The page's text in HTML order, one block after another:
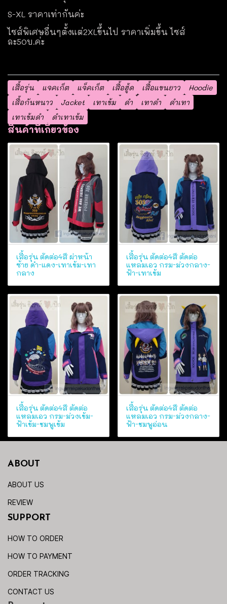
S-XL ราคาเท่ากันค่ะ
ไซส์พิเศษอื่นๆตั้งแต่2XLขึ้นไป ราคาเพิ่มขึ้น ไซส์
ละ50บ.ค่ะ
เสื้อรุ่น แจคเก็ต แจ็คเก็ต เสื้อฮู้ด เสื้อแขนยาว
Hoodie
เสื้อกันหนาว
Jacket เทาเข้ม ดำ เทาดำ
ดำเทา
เทาเข้มดำ
ดำเทาเข้ม
สินค้าที่เกี่ยวข้อง
เสื้อรุ่น ตัดต่อ4สี ผ่าหน้า
ซ้าย ดำ-แดง-เทาเข้ม-เทา
กลาง
เสื้อรุ่น ตัดต่อ4สี ตัดต่อ
แหลมเอว กรม-ม่วงกลาง-
ฟ้า-เทาเข้ม
เสื้อรุ่น ตัดต่อ4สี ตัดต่อ
แหลมเอว กรม-ม่วงเข้ม-
ฟ้าเข้ม-ชมพูเข้ม
เสื้อรุ่น ตัดต่อ4สี ตัดต่อ
แหลมเอว กรม-ม่วงกลาง-
ฟ้า-ชมพูอ่อน
ABOUT
ABOUT US
REVIEW
SUPPORT
HOW TO ORDER
HOW TO PAYMENT
ORDER TRACKING
CONTACT US